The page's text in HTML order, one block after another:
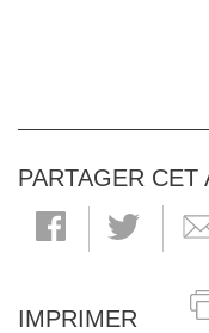
PARTAGER CET
IMPRIMER